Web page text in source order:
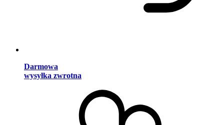
Darmowa
wysyłka zwrotna